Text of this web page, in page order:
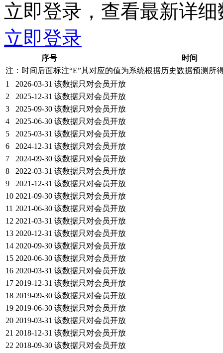
立即登录，查看最新详细
立即登录
序号
时间
注：时间后面标注“E”其对应的值为系统根据历史数据预测所
1
2026-03-31 该数据只对会员开放
2
2025-12-31 该数据只对会员开放
3
2025-09-30 该数据只对会员开放
4
2025-06-30 该数据只对会员开放
5
2025-03-31 该数据只对会员开放
6
2024-12-31 该数据只对会员开放
7
2024-09-30 该数据只对会员开放
8
2022-03-31 该数据只对会员开放
9
2021-12-31 该数据只对会员开放
10 2021-09-30 该数据只对会员开放
11 2021-06-30 该数据只对会员开放
12 2021-03-31 该数据只对会员开放
13 2020-12-31 该数据只对会员开放
14 2020-09-30 该数据只对会员开放
15 2020-06-30 该数据只对会员开放
16 2020-03-31 该数据只对会员开放
17 2019-12-31 该数据只对会员开放
18 2019-09-30 该数据只对会员开放
19 2019-06-30 该数据只对会员开放
20 2019-03-31 该数据只对会员开放
21 2018-12-31 该数据只对会员开放
22 2018-09-30 该数据只对会员开放